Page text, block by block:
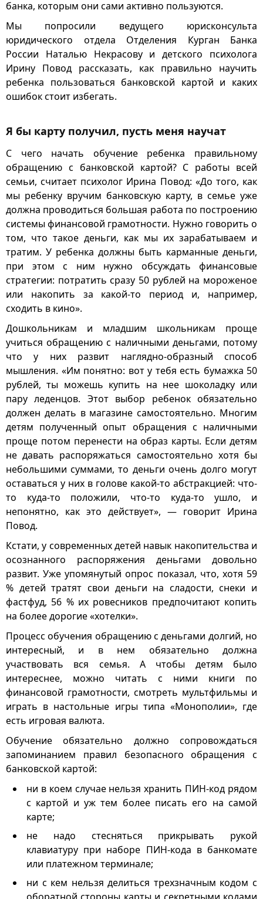
банка, которым они сами активно пользуются.
Мы попросили ведущего юрисконсульта
юридического отдела Отделения Курган Банка
России Наталью Некрасову и детского психолога
Ирину Повод рассказать, как правильно научить
ребенка пользоваться банковской картой и каких
ошибок стоит избегать.
Я бы карту получил, пусть меня научат
С чего начать обучение ребенка правильному
обращению с банковской картой? С работы всей
семьи, считает психолог Ирина Повод: «До того, как
мы ребенку вручим банковскую карту, в семье уже
должна проводиться большая работа по построению
системы финансовой грамотности. Нужно говорить о
том, что такое деньги, как мы их зарабатываем и
тратим. У ребенка должны быть карманные деньги,
при этом с ним нужно обсуждать финансовые
стратегии: потратить сразу 50 рублей на мороженое
или накопить за какой-то период и, например,
сходить в кино».
Дошкольникам и младшим школьникам проще
учиться обращению с наличными деньгами, потому
что у них развит наглядно-образный способ
мышления. «Им понятно: вот у тебя есть бумажка 50
рублей, ты можешь купить на нее шоколадку или
пару леденцов. Этот выбор ребенок обязательно
должен делать в магазине самостоятельно. Многим
детям полученный опыт обращения с наличными
проще потом перенести на образ карты. Если детям
не давать распоряжаться самостоятельно хотя бы
небольшими суммами, то деньги очень долго могут
оставаться у них в голове какой-то абстракцией: что-
то куда-то положили, что-то куда-то ушло, и
непонятно, как это действует», — говорит Ирина
Повод.
Кстати, у современных детей навык накопительства и
осознанного распоряжения деньгами довольно
развит. Уже упомянутый опрос показал, что, хотя 59
% детей тратят свои деньги на сладости, снеки и
фастфуд, 56 % их ровесников предпочитают копить
на более дорогие «хотелки».
Процесс обучения обращению с деньгами долгий, но
интересный, и в нем обязательно должна
участвовать вся семья. А чтобы детям было
интереснее, можно читать с ними книги по
финансовой грамотности, смотреть мультфильмы и
играть в настольные игры типа «Монополии», где
есть игровая валюта.
Обучение обязательно должно сопровождаться
запоминанием правил безопасного обращения с
банковской картой:
ни в коем случае нельзя хранить ПИН-код рядом
с картой и уж тем более писать его на самой
карте;
не надо стесняться прикрывать рукой
клавиатуру при наборе ПИН-кода в банкомате
или платежном терминале;
ни с кем нельзя делиться трехзначным кодом с
оборатной стороны карты и секретными кодами